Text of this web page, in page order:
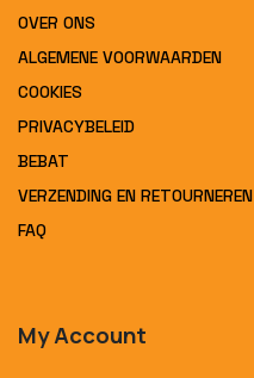
OVER ONS
ALGEMENE VOORWAARDEN
COOKIES
PRIVACYBELEID
BEBAT
VERZENDING EN RETOURNEREN
FAQ
My Account